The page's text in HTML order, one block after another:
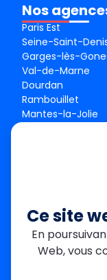
Nos
Paris Est
Seine-Saint-
Garges-lès-
Val-de-Marne
Dourdan
Rambouillet
Mantes-la-Jolie
46 bis Av. du
Ce site
En
Web, vous